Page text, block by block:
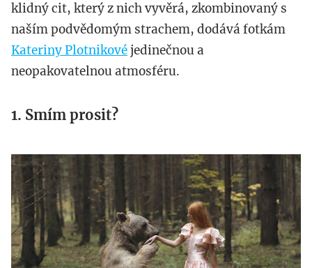
klidný cit, který z nich vyvěrá, zkombinovaný s
naším podvědomým strachem, dodává fotkám
Kateriny Plotnikovéjedinečnou a
neopakovatelnou atmosféru.
1. Smím prosit?
1.jpg